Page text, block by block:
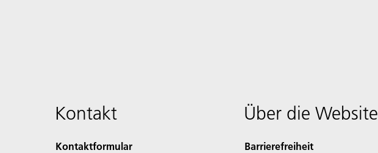
Kontakt
Kontaktformular
Über die Website
Barrierefreiheit